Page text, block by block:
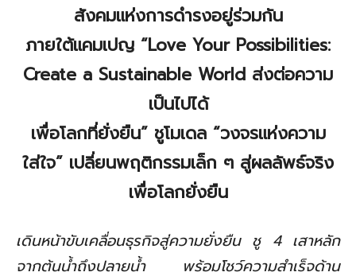
สังคมแห่งการดำรงอยู่ร่วมกัน
ภายใต้แคมเปญ “Love Your Possibilities:
Create a Sustainable World ส่งต่อความ
เป็นไปได้
เพื่อโลกที่ยั่งยืน” ชูโมเดล “วงจรแห่งความ
ใส่ใจ” เปลี่ยนพฤติกรรมเล็ก ๆ สู่ผลลัพธ์จริง
เพื่อโลกยั่งยืน
เดินหน้าขับเคลื่อนธุรกิจสู่ความยั่งยืน ชู 4 เสาหลัก
จากต้นน้ำถึงปลายน้ำ พร้อมโชว์ความสำเร็จด้าน